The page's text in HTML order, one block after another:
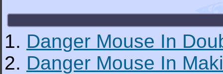
1. Danger Mouse In
2. Danger Mouse In